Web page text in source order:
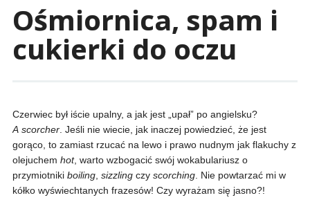
Ośmiornica, spam i
cukierki do oczu
Czerwiec był iście upalny, a jak jest „upał” po angielsku?
A scorcher. Jeśli nie wiecie, jak inaczej powiedzieć, że jest
gorąco, to zamiast rzucać na lewo i prawo nudnym jak flakuchy z
olejuchem hot, warto wzbogacić swój wokabulariusz o
przymiotniki boiling, sizzlingczy scorching. Nie powtarzać mi w
kółko wyświechtanych frazesów! Czy wyrażam się jasno?!